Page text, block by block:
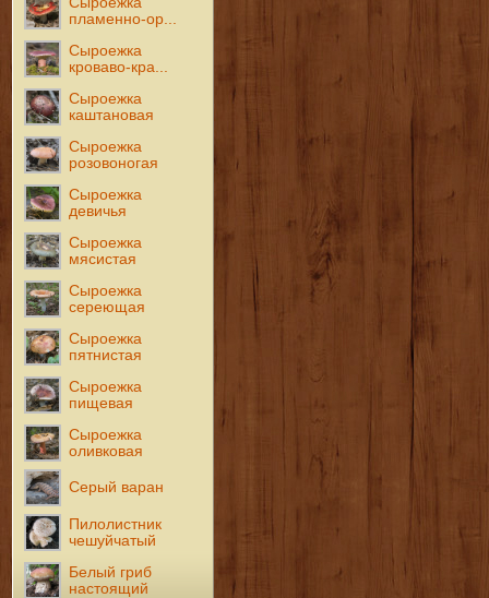
пламенно-ор...
Сыроежка
кроваво-кра...
Сыроежка
каштановая
Сыроежка
розовоногая
Сыроежка
девичья
Сыроежка
мясистая
Сыроежка
сереющая
Сыроежка
пятнистая
Сыроежка
пищевая
Сыроежка
оливковая
Серый варан
Пилолистник
чешуйчатый
Белый гриб
настоящий